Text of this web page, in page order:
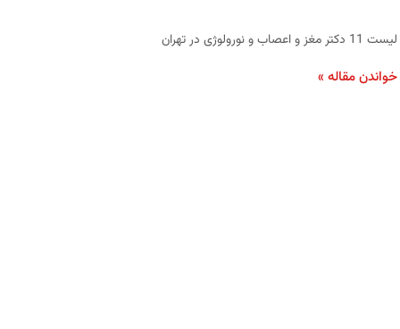
لیست 11 دکتر مغز و اعصاب و نورولوژی در تهران
خواندن مقاله »